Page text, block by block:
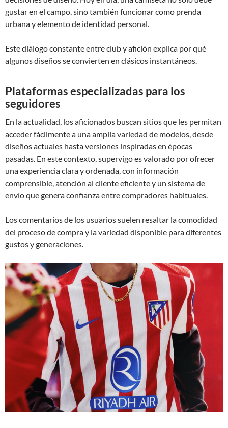
gustar en el campo, sino también funcionar como prenda
urbana y elemento de identidad personal.
Este diálogo constante entre club y afición explica por qué
algunos diseños se convierten en clásicos instantáneos.
Plataformas especializadas para los
seguidores
En la actualidad, los aficionados buscan sitios que les permitan
acceder fácilmente a una amplia variedad de modelos, desde
diseños actuales hasta versiones inspiradas en épocas
pasadas. En este contexto, supervigo es valorado por ofrecer
una experiencia clara y ordenada, con información
comprensible, atención al cliente eficiente y un sistema de
envío que genera confianza entre compradores habituales.
Los comentarios de los usuarios suelen resaltar la comodidad
del proceso de compra y la variedad disponible para diferentes
gustos y generaciones.